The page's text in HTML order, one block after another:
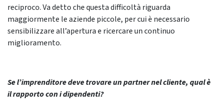
reciproco. Va detto che questa difficoltà riguarda
maggiormente le aziende piccole, per cui è necessario
sensibilizzare all’apertura e ricercare un continuo
miglioramento.
Se l’imprenditore deve trovare un partner nel cliente, qual è
il rapporto con i dipendenti?